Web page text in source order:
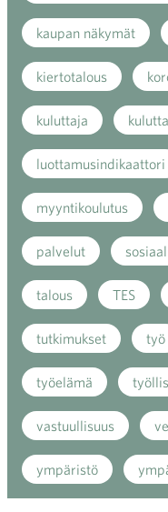
kaupan näkymät
kiertotalous
kuluttaja
luottamusindikaattori
myyntikoulutus
palvelut
talous TES
tutkimukset työ
työelämä
vastuullisuus
ympäristö